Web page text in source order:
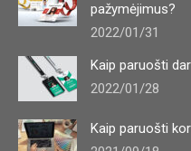
pažymėjimus?
2022/01/31
Kaip paruošti
2022/01/28
Kaip paruošti